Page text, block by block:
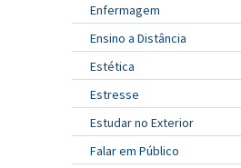
Enfermagem
Ensino a Distância
Estética
Estresse
Estudar no Exterior
Falar em Público